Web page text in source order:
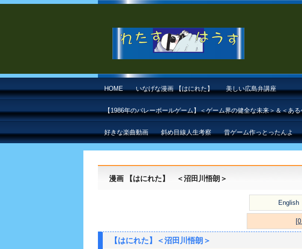
HOME いなげな漫画 【はにれた】 美しい広島弁講座
【1986年のバレーボールゲーム】＜ゲーム界の健全な未来＞＆＜あ
好きな楽曲動画 斜め目線人生考察 昔ゲーム作っとったんよ
漫画 【はにれた】 ＜沼田川悟朗＞
English
【はにれた】＜沼田川悟朗＞